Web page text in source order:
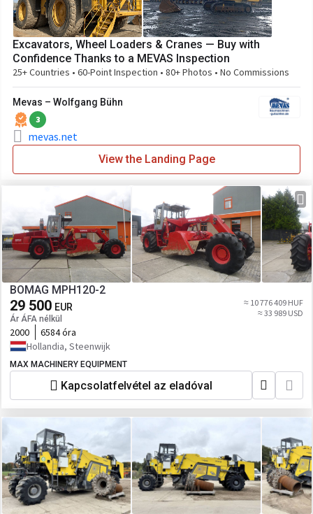
Excavators, Wheel Loaders & Cranes — Buy with
Confidence Thanks to a MEVAS Inspection
25+ Countries • 60-Point Inspection • 80+ Photos • No Commissions
Mevas – Wolfgang Bühn
3
mevas.net
View the Landing Page
BOMAG MPH120-2
29 500 EUR
Ár ÁFA nélkül
≈ 10 776 409 HUF
≈ 33 989 USD
2000
6584 óra
Hollandia, Steenwijk
MAX MACHINERY EQUIPMENT
Kapcsolatfelvétel az eladóval